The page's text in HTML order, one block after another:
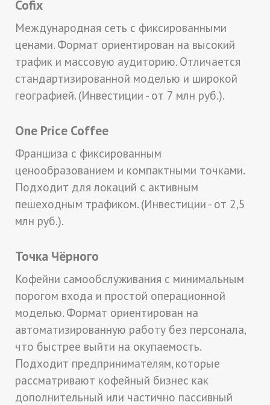
Cofix
Международная сеть с фиксированными
ценами. Формат ориентирован на высокий
трафик и массовую аудиторию. Отличается
стандартизированной моделью и широкой
географией. (Инвестиции - от 7 млн руб.).
One Price Coffee
Франшиза с фиксированным
ценообразованием и компактными точками.
Подходит для локаций с активным
пешеходным трафиком. (Инвестиции - от 2,5
млн руб.).
Точка Чёрного
Кофейни самообслуживания с минимальным
порогом входа и простой операционной
моделью. Формат ориентирован на
автоматизированную работу без персонала,
что быстрее выйти на окупаемость.
Подходит предпринимателям, которые
рассматривают кофейный бизнес как
дополнительный или частично пассивный